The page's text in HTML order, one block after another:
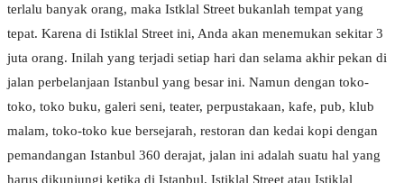
terlalu banyak orang, maka Istklal Street bukanlah tempat yang
tepat. Karena di Istiklal Street ini, Anda akan menemukan sekitar 3
juta orang. Inilah yang terjadi setiap hari dan selama akhir pekan di
jalan perbelanjaan Istanbul yang besar ini. Namun dengan toko-
toko, toko buku, galeri seni, teater, perpustakaan, kafe, pub, klub
malam, toko-toko kue bersejarah, restoran dan kedai kopi dengan
pemandangan Istanbul 360 derajat, jalan ini adalah suatu hal yang
harus dikunjungi ketika di Istanbul. Istiklal Street atau Istiklal